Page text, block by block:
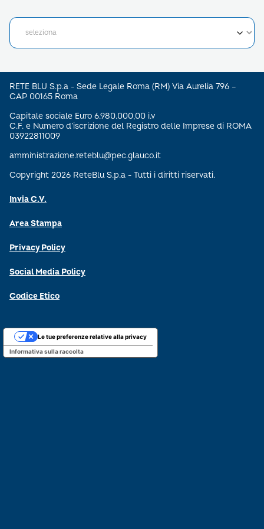
RETE BLU S.p.a - Sede Legale Roma (RM) Via Aurelia 796 –
CAP 00165 Roma
Capitale sociale Euro 6.980.000,00 i.v
C.F. e Numero d’iscrizione del Registro delle Imprese di ROMA
03922811009
amministrazione.reteblu@pec.glauco.it
Copyright 2026 ReteBlu S.p.a - Tutti i diritti riservati.
Invia C.V.
Area Stampa
Privacy Policy
Social Media Policy
Codice Etico
Informativa sulla raccolta
Le tue preferenze relative alla privacy